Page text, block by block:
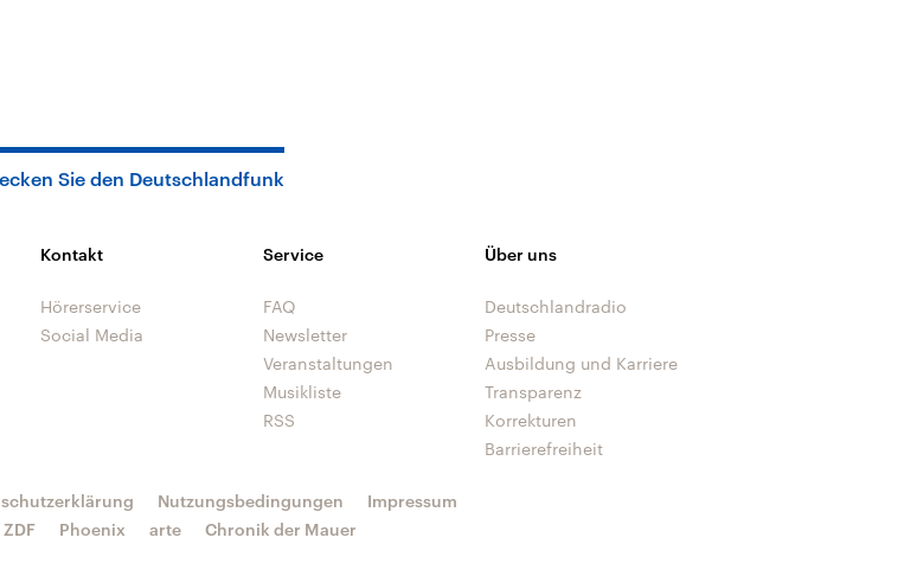
Sie den Deutschlandfunk
Kontakt
Hörerservice
Social Media
Service
FAQ
Newsletter
Veranstaltungen
Musikliste
RSS
Über uns
Deutschlandradio
Presse
Ausbildung und Karriere
Transparenz
Korrekturen
Barrierefreiheit
Nutzungsbedingungen
Impressum
ZDF Phoenix arte Chronik der Mauer